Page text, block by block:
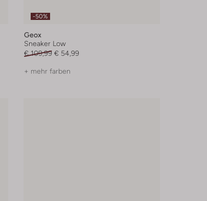
-50%
Geox
Sneaker Low
€ 109,99 € 54,99
+ mehr farben